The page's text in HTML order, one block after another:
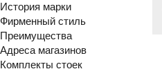
История марки
Фирменный стиль
Преимущества
Адреса магазинов
Комплекты стоек